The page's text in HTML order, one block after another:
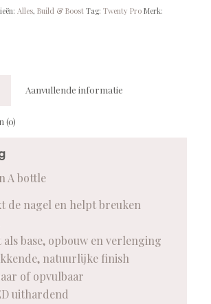
Alles, Build & Boost Tag: Twenty Pro Merk:
Aanvullende informatie
(0)
A bottle
de nagel en helpt breuken
als base, opbouw en verlenging
natuurlijke finish
of opvulbaar
uithardend